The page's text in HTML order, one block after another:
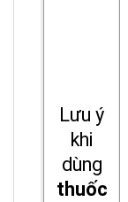
Lưu ý
khi
dùng
thuốc